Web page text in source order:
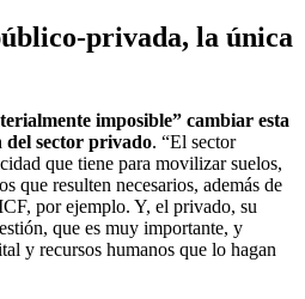
privada, la única
imposible” cambiar esta
del sector privado. “El sector
que tiene para movilizar suelos,
que resulten necesarios, además de
por ejemplo. Y, el privado, su
que es muy importante, y
y recursos humanos que lo hagan